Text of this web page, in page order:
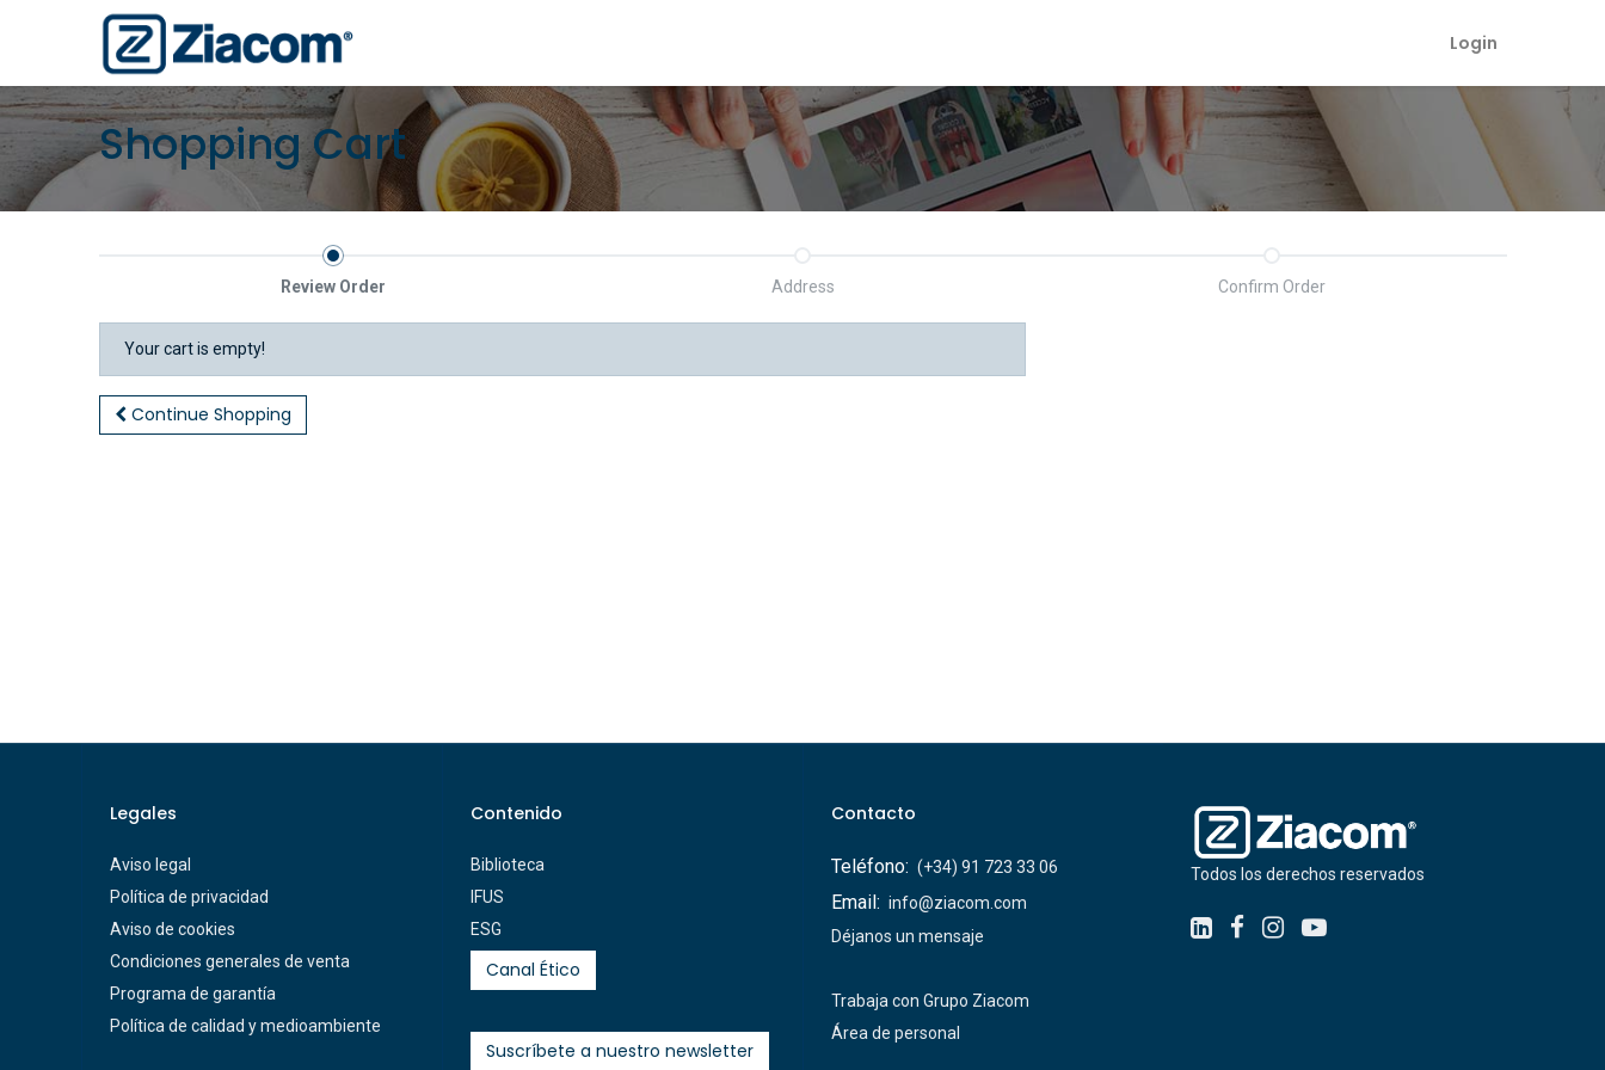
Login
Shopping Cart
Review Order Address Confirm Order
Your cart is empty!
Continue Shopping
Legales
Aviso legal
Política de privacidad
Aviso de cookies
Condiciones generales de venta
Programa de garantía
Política de calidad y medioambiente
Contenido
Biblioteca
IFUS
ESG
Canal Ético
Suscríbete a nuestro newsletter
Contacto
Teléfono: (+34) 91 723 33 06
Email: info@ziacom.com
Déjanos un mensaje
Trabaja con Grupo Ziacom
Área de personal
Todos los derechos reservados